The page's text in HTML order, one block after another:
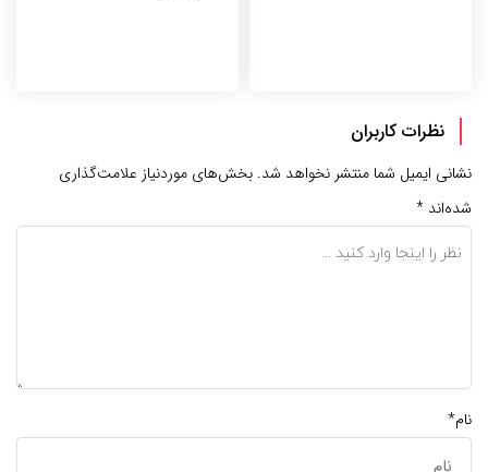
نظرات کاربران
نشانی ایمیل شما منتشر نخواهد شد. بخش‌های موردنیاز علامت‌گذاری
شده‌اند *
نام*